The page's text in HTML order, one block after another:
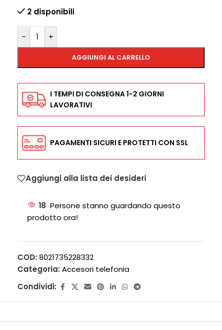
2 disponibili
- +
AGGIUNGI AL CARRELLO
I TEMPI DI CONSEGNA 1-2 GIORNI
LAVORATIVI
PAGAMENTI SICURI E PROTETTI CON SSL
Aggiungi alla lista dei desideri
18 Persone stanno guardando questo
prodotto ora!
COD: 8021735228332
Categoria: Accesori telefonia
Condividi: